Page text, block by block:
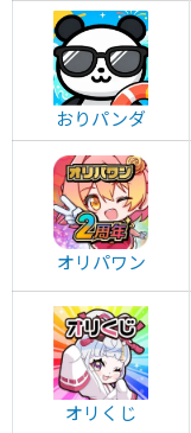
TORA
おりパンダ
オリパワン
オリくじ